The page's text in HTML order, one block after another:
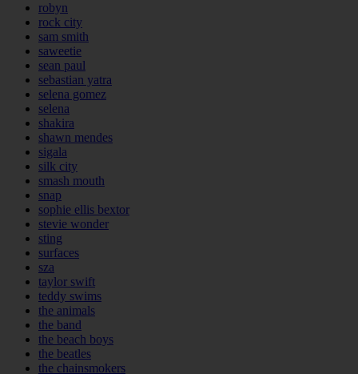
robyn
rock city
sam smith
saweetie
sean paul
sebastian yatra
selena gomez
selena
shakira
shawn mendes
sigala
silk city
smash mouth
snap
sophie ellis bextor
stevie wonder
sting
surfaces
sza
taylor swift
teddy swims
the animals
the band
the beach boys
the beatles
the chainsmokers